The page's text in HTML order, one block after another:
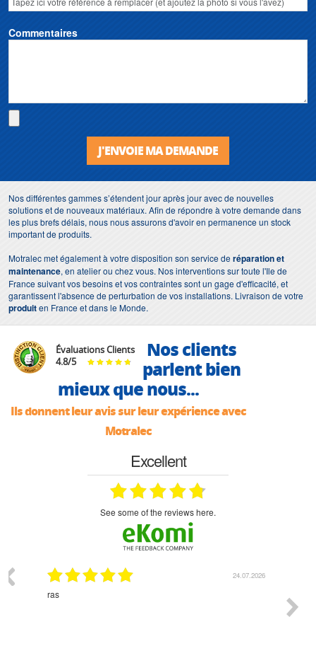
Commentaires
J'ENVOIE MA DEMANDE
Nos différentes gammes s’étendent jour après jour avec de nouvelles
solutions et de nouveaux matériaux. Afin de répondre à votre demande dans
les plus brefs délais, nous nous assurons d'avoir en permanence un stock
important de produits.
Motralec met également à votre disposition son service deréparation et
maintenance, en atelier ou chez vous. Nos interventions sur toute l'Ile de
France suivant vos besoins et vos contraintes sont un gage d'efficacité, et
garantissent l'absence de perturbation de vos installations. Livraison de votre
produiten France et dans le Monde.
Évaluations Clients
4.8/5
Nos clients
parlent bien
mieux que nous...
Ils donnent leur avis sur leur expérience avec
Motralec
Excellent
see some of the reviews here.
24.07.2026
ras